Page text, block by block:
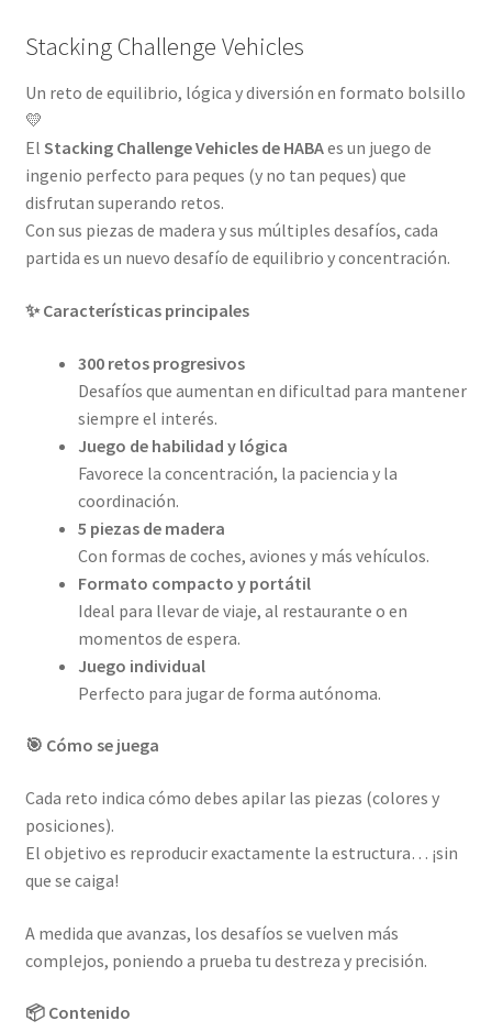
Stacking Challenge Vehicles
Un reto de equilibrio, lógica y diversión en formato bolsillo
💛
El Stacking Challenge Vehicles de HABAes un juego de
ingenio perfecto para peques (y no tan peques) que
disfrutan superando retos.
Con sus piezas de madera y sus múltiples desafíos, cada
partida es un nuevo desafío de equilibrio y concentración.
✨ Características principales
300 retos progresivos
Desafíos que aumentan en dificultad para mantener
siempre el interés.
Juego de habilidad y lógica
Favorece la concentración, la paciencia y la
coordinación.
5 piezas de madera
Con formas de coches, aviones y más vehículos.
Formato compacto y portátil
Ideal para llevar de viaje, al restaurante o en
momentos de espera.
Juego individual
Perfecto para jugar de forma autónoma.
🎯 Cómo se juega
Cada reto indica cómo debes apilar las piezas (colores y
posiciones).
El objetivo es reproducir exactamente la estructura… ¡sin
que se caiga!
A medida que avanzas, los desafíos se vuelven más
complejos, poniendo a prueba tu destreza y precisión.
📦 Contenido